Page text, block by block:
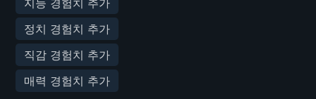
정치 경험치 추가
직감 경험치 추가
매력 경험치 추가